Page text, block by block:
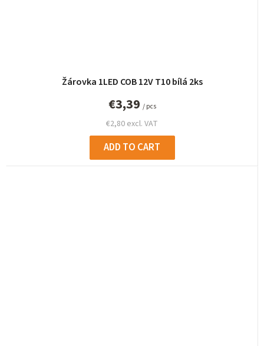
Žárovka 1LED COB 12V T10 bílá 2ks
€2,80 excl. VAT
€3,39 / pcs
ADD TO CART